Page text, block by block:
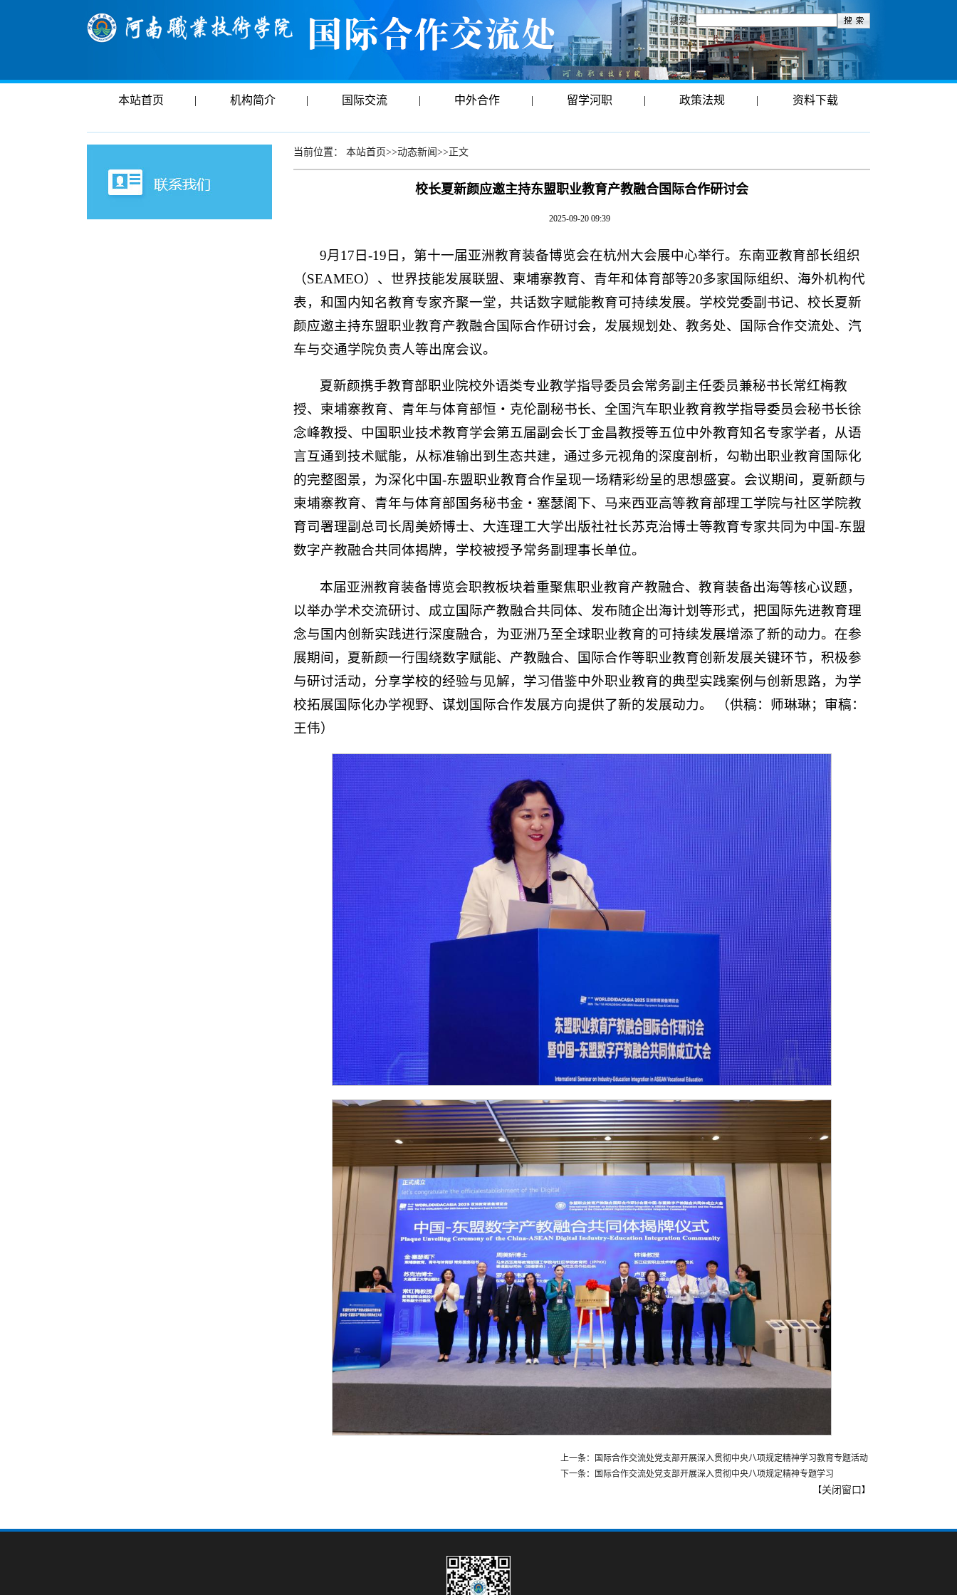
搜索：
本站首页 | 机构简介 | 国际交流 | 中外合作 | 留学河职 | 政策法规 | 资料下载
当前位置： 本站首页>>动态新闻 >> 正文
校长夏新颜应邀主持东盟职业教育产教融合国际合作研讨会
2025-09-20 09:39
9月17日-19日，第十一届亚洲教育装备博览会在杭州大会展中心举行。东南亚教育部长组织
（SEAMEO）、世界技能发展联盟、柬埔寨教育、青年和体育部等20多家国际组织、海外机构代
表，和国内知名教育专家齐聚一堂，共话数字赋能教育可持续发展。学校党委副书记、校长夏新
颜应邀主持东盟职业教育产教融合国际合作研讨会，发展规划处、教务处、国际合作交流处、汽
车与交通学院负责人等出席会议。
夏新颜携手教育部职业院校外语类专业教学指导委员会常务副主任委员兼秘书长常红梅教
授、柬埔寨教育、青年与体育部恒・克伦副秘书长、全国汽车职业教育教学指导委员会秘书长徐
念峰教授、中国职业技术教育学会第五届副会长丁金昌教授等五位中外教育知名专家学者，从语
言互通到技术赋能，从标准输出到生态共建，通过多元视角的深度剖析，勾勒出职业教育国际化
的完整图景，为深化中国-东盟职业教育合作呈现一场精彩纷呈的思想盛宴。会议期间，夏新颜与
柬埔寨教育、青年与体育部国务秘书金・塞瑟阁下、马来西亚高等教育部理工学院与社区学院教
育司署理副总司长周美娇博士、大连理工大学出版社社长苏克治博士等教育专家共同为中国-东盟
数字产教融合共同体揭牌，学校被授予常务副理事长单位。
本届亚洲教育装备博览会职教板块着重聚焦职业教育产教融合、教育装备出海等核心议题，
以举办学术交流研讨、成立国际产教融合共同体、发布随企出海计划等形式，把国际先进教育理
念与国内创新实践进行深度融合，为亚洲乃至全球职业教育的可持续发展增添了新的动力。在参
展期间，夏新颜一行围绕数字赋能、产教融合、国际合作等职业教育创新发展关键环节，积极参
与研讨活动，分享学校的经验与见解，学习借鉴中外职业教育的典型实践案例与创新思路，为学
校拓展国际化办学视野、谋划国际合作发展方向提供了新的发展动力。 （供稿：师琳琳；审稿：
王伟）
上一条：国际合作交流处党支部开展深入贯彻中央八项规定精神学习教育专题活动
下一条：国际合作交流处党支部开展深入贯彻中央八项规定精神专题学习
【关闭窗口】